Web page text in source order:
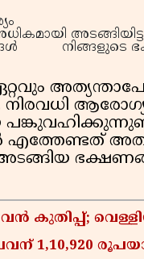
നിങ്ങളുടെ
നിരവധി
എത്തേണ്ടത്
കുതിപ്പ്;
1,10,920